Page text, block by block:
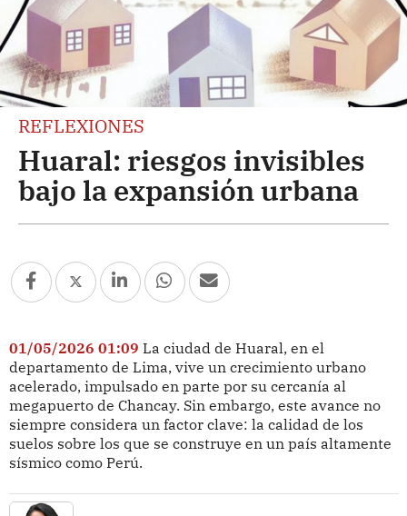
REFLEXIONES
Huaral: riesgos invisibles
bajo la expansión urbana
01/05/2026 01:09 La ciudad de Huaral, en el
departamento de Lima, vive un crecimiento urbano
acelerado, impulsado en parte por su cercanía al
megapuerto de Chancay. Sin embargo, este avance no
siempre considera un factor clave: la calidad de los
suelos sobre los que se construye en un país altamente
sísmico como Perú.